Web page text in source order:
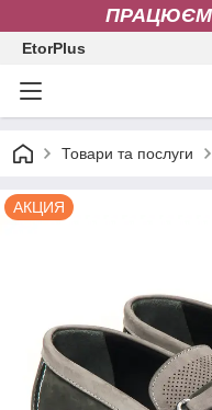
EtorPlus
Товари та послуги
АКЦИЯ